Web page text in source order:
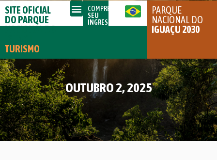
SITE OFICIAL
DO PARQUE
NACIONAL DO
TURISMO
COMPRE
SEU
INGRESSO
PARQUE
NACIONAL DO
IGUAÇU 2030
OUTUBRO 2, 2025